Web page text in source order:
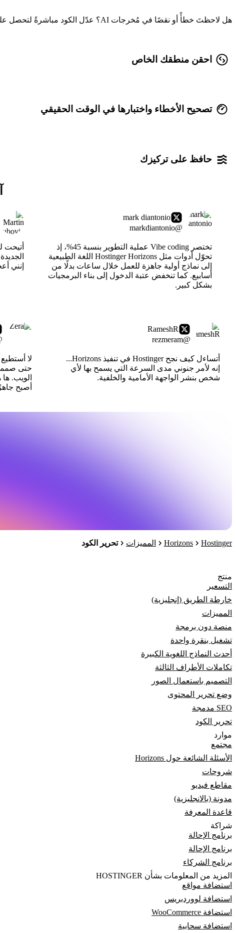
هل لاحظتَ خطأً أو نقصًا في مُخرجات AI؟ عدّل الكود مباشرةً لتحصل على ما تحتاجه بالضبط، أسرع من شرحه في التعليمات البرمجية.
احقن منطقك الخاص
تصحيح الأخطاء واختبارها في الوقت الحقيقي
حافظ على تركيزك
mark diantonio
@markdiantonio
تختصر Vibe coding عملية التطوير بنسبة 45%، إذ
تحوّل أدوات مثل Hostinger Horizons اللغة الطبيعية
إلى نماذج أولية جاهزة للعمل خلال ساعات بدلًا من
أسابيع. كما تنخفض عتبة الدخول إلى بناء البرمجيات
بشكل كبير.
أتيحت
إنني
RameshR
@rezmeram
أتساءل كيف نجح Hostinger في تنفيذ Horizons...
إنه لأمر جنوني مدى السرعة التي يسمح بها لأي
شخص بنشر الواجهة الأمامية والخلفية.
لا
حتى
الويب.
أصبح
Hostinger
Horizons المميزات تحرير الكود
منتج
التسعير
خارطة الطريق (إنجليزية)
المميزات
منصة دون برمجة
تشغيل بنقرة واحدة
أحدث النماذج اللغوية الكبيرة
تكاملات الأطراف الثالثة
التصميم باستعمال الصور
وضع تحرير المحتوى
SEO مدمجة
تحرير الكود
موارد
مجتمع
الأسئلة الشائعة حول Horizons
شروحات
مقاطع فيديو
مدونة (بالانجليزية)
قاعدة المعرفة
شراكة
برنامج الإحالة
برنامج الإحالة
برنامج الشركاء
المزيد من المعلومات بشأن HOSTINGER
استضافة مواقع
استضافة لووردبريس
استضافة WooCommerce
استضافة سحابية